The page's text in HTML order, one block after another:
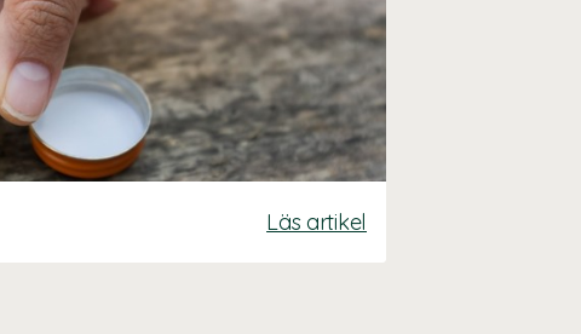
Läs artikel